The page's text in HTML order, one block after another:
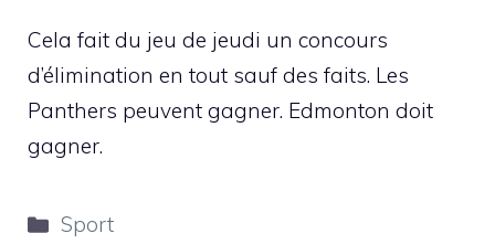
Cela fait du jeu de jeudi un concours
d’élimination en tout sauf des faits. Les
Panthers peuvent gagner. Edmonton doit
gagner.
Catégories
Sport